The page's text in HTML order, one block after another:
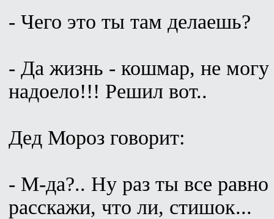
- Чего это ты там делаешь?
- Да жизнь - кошмар, не
надоело!!! Решил вот..
Дед Мороз говорит:
- М-да?.. Ну раз ты все равно
расскажи, что ли, стишок...